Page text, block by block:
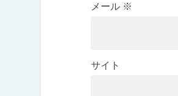
メール ※
サイト